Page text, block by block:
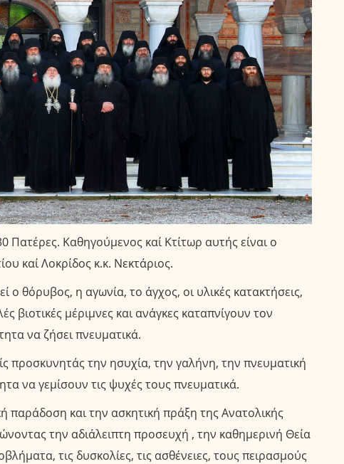
Καθηγούμενος καί Κτίτωρ αυτής είναι ο
καί Λοκρίδος κ.κ. Νεκτάριος.
ο θόρυβος, η αγωνία, το άγχος, οι υλικές κατακτήσεις,
βιοτικές μέριμνες και ανάγκες καταπνίγουν τον
να ζήσει πνευματικά.
προσκυνητάς την ησυχία, την γαλήνη, την πνευματική
να γεμίσουν τις ψυχές τους πνευματικά.
παράδοση και την ασκητική πράξη της Ανατολικής
την αδιάλειπτη προσευχή , την καθημερινή Θεία
τις δυσκολίες, τις ασθένειες, τους πειρασμούς